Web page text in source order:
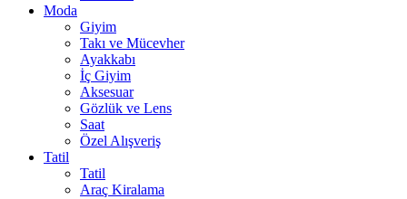
Moda
Giyim
Takı ve Mücevher
Ayakkabı
İç Giyim
Aksesuar
Gözlük ve Lens
Saat
Özel Alışveriş
Tatil
Tatil
Araç Kiralama